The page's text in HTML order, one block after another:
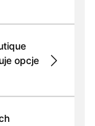
opcje